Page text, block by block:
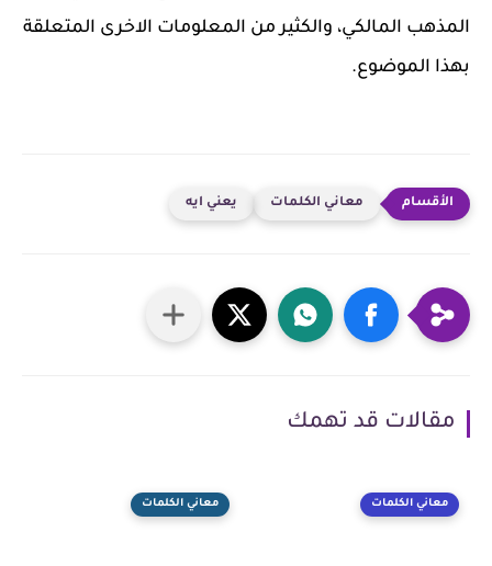
المذهب المالكي، والكثير من المعلومات الاخرى المتعلقة
بهذا الموضوع.
معاني الكلمات يعني ايه
مقالات قد تهمك
معاني الكلمات معاني الكلمات